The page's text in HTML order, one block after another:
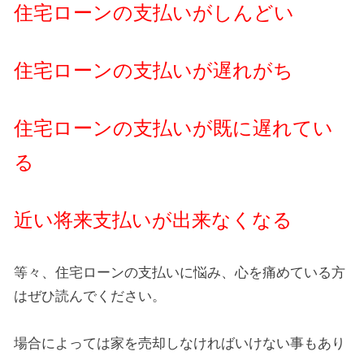
住宅ローンの支払いがしんどい
住宅ローンの支払いが遅れがち
住宅ローンの支払いが既に遅れてい
る
近い将来支払いが出来なくなる
等々、住宅ローンの支払いに悩み、心を痛めている方
はぜひ読んでください。
場合によっては家を売却しなければいけない事もあり